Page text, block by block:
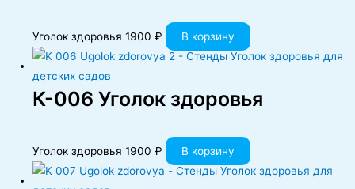
Уголок здоровья1900₽ В корзину
К-006 Уголок здоровья
Уголок здоровья1900₽ В корзину